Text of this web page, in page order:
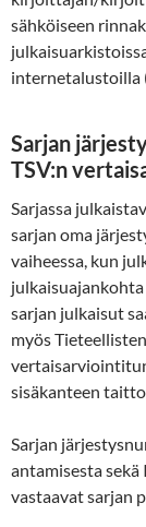
sähköiseen
internetalustoilla
Sarjan
TSV:n
Sarjassa
sarjan oma
vaiheessa, kun
sarjan julkaisut
myös
sisäkanteen
Sarjan
antamisesta sekä
vastaavat sarjan